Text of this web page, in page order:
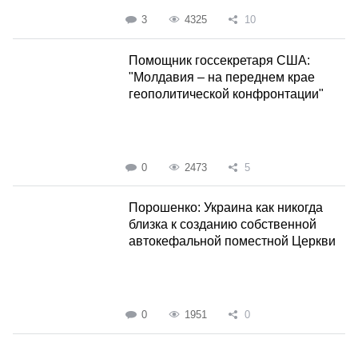
3 4325 10
Помощник госсекретаря США:
"Молдавия – на переднем крае
геополитической конфронтации"
0 2473 5
Порошенко: Украина как никогда
близка к созданию собственной
автокефальной поместной Церкви
0 1951 0